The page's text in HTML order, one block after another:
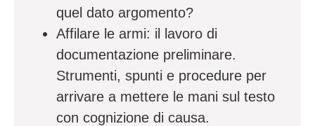
quel dato argomento?
Affilare le armi: il lavoro di
documentazione preliminare.
Strumenti, spunti e procedure per
arrivare a mettere le mani sul testo
con cognizione di causa.